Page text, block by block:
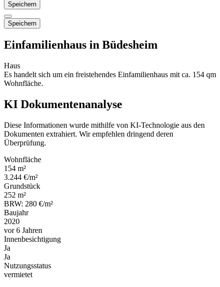
Speichern
Speichern
Einfamilienhaus in Büdesheim
Haus
Es handelt sich um ein freistehendes Einfamilienhaus mit ca. 154 qm
Wohnfläche.
KI Dokumentenanalyse
Diese Informationen wurde mithilfe von KI-Technologie aus den
Dokumenten extrahiert. Wir empfehlen dringend deren
Überprüfung.
Wohnfläche
154 m²
3.244 €/m²
Grundstück
252 m²
BRW: 280 €/m²
Baujahr
2020
vor 6 Jahren
Innenbesichtigung
Ja
Ja
Nutzungsstatus
vermietet